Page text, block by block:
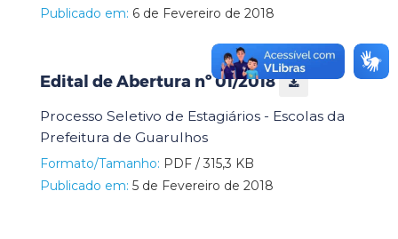
Publicado em: 6 de Fevereiro de 2018
Edital de Abertura nº 01/2018
Processo Seletivo de Estagiários - Escolas da
Prefeitura de Guarulhos
Formato/Tamanho: PDF / 315,3 KB
Publicado em: 5 de Fevereiro de 2018